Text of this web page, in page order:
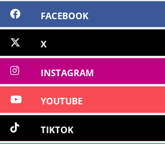
FACEBOOK
X
INSTAGRAM
YOUTUBE
TIKTOK